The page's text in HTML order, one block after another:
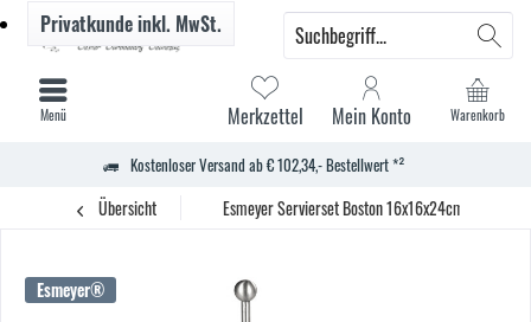
Kostenloser Versand ab € 102,34,- Bestellwert *²
Warenkorb
Merkzettel Mein Konto
Privatkundeinkl. MwSt.
Menü
Übersicht Esmeyer Servierset Boston 16x16x24cm si
Esmeyer®